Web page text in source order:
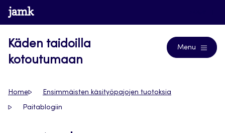
Siirry
suoraan
www.jamk.fi
Käden taidoilla
kotoutumaan
Menu
Home Ensimmäisten käsityöpajojen tuotoksia
Paitablogiin